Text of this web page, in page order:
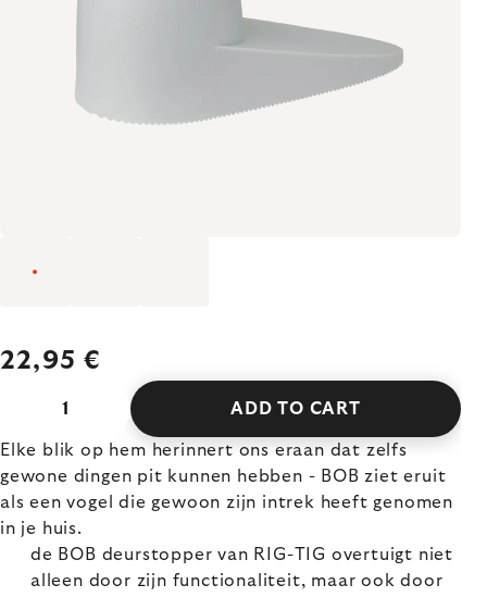
22,95 €
ADD TO CART
Elke blik op hem herinnert ons eraan dat zelfs
gewone dingen pit kunnen hebben - BOB ziet eruit
als een vogel die gewoon zijn intrek heeft genomen
in je huis.
de BOB deurstopper van RIG-TIG overtuigt niet
alleen door zijn functionaliteit, maar ook door